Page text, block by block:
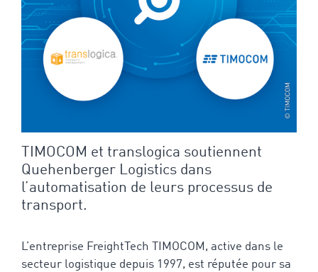
TIMOCOM et translogica soutiennent
Quehenberger Logistics dans
l’automatisation de leurs processus de
transport.
L’entreprise FreightTech TIMOCOM, active dans le
secteur logistique depuis 1997, est réputée pour sa